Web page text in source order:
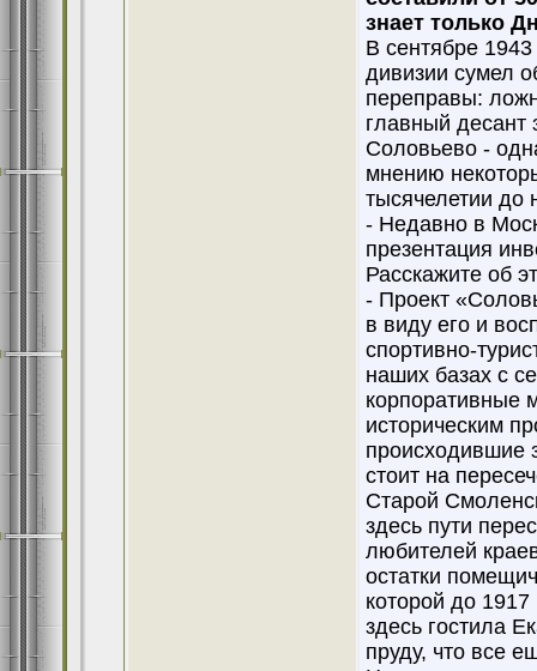
знает только
В сентябре
дивизии сумел
переправы:
главный десант
Соловьево -
мнению
тысячелетии до
- Недавно в
презентация
Расскажите об
- Проект
в виду его и
спортивно-
наших базах с
корпоративные
историческим
происходившие
стоит на
Старой
здесь пути
любителей
остатки
которой до
здесь гостила
пруду, что все